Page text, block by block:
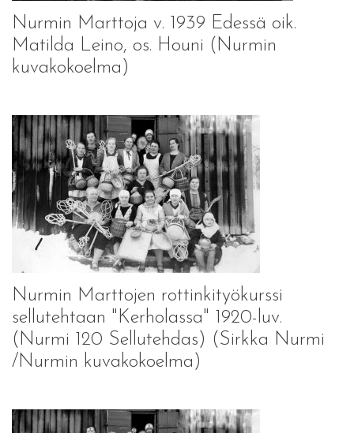
Nurmin Marttoja v. 1939 Edessä oik.
Matilda Leino, os. Houni (Nurmin
kuvakokoelma)
Nurmin Marttojen rottinkityökurssi
sellutehtaan "Kerholassa" 1920-luv.
(Nurmi 120 Sellutehdas) (Sirkka Nurmi
/Nurmin kuvakokoelma)